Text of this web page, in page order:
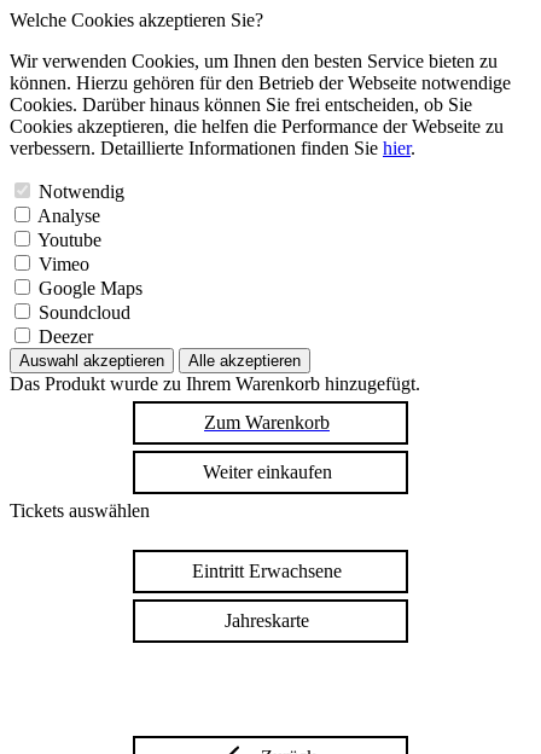
Welche Cookies akzeptieren Sie?
Wir verwenden Cookies, um Ihnen den besten Service bieten zu
können. Hierzu gehören für den Betrieb der Webseite notwendige
Cookies. Darüber hinaus können Sie frei entscheiden, ob Sie
Cookies akzeptieren, die helfen die Performance der Webseite zu
verbessern. Detaillierte Informationen finden Sie hier.
Notwendig
Analyse
Youtube
Vimeo
Google Maps
Soundcloud
Deezer
Auswahl akzeptieren Alle akzeptieren
Das Produkt wurde zu Ihrem Warenkorb hinzugefügt.
Zum Warenkorb
Weiter einkaufen
Tickets auswählen
Eintritt Erwachsene
Jahreskarte